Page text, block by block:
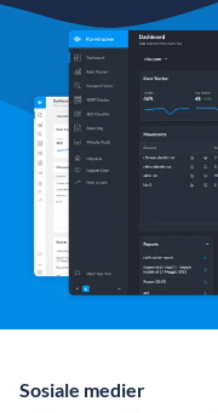
Sosiale medier